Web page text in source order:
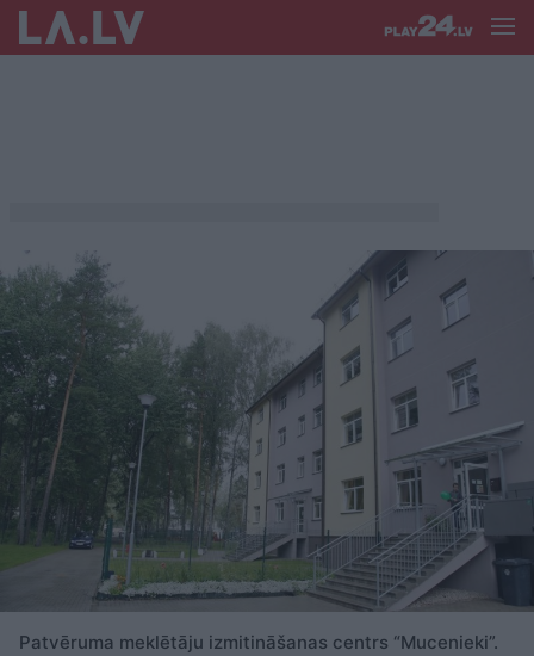
Patvēruma meklētāju izmitināšanas centrs “Mucenieki”.